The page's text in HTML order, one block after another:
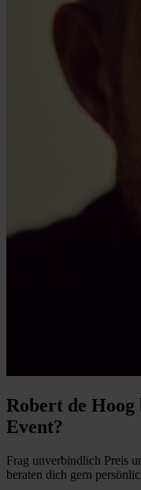
Robert de Hoog
Event?
Frag unverbindlich Preis
beraten dich gern